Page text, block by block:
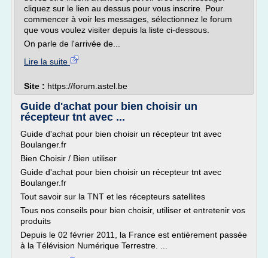
cliquez sur le lien au dessus pour vous inscrire. Pour
commencer à voir les messages, sélectionnez le forum
que vous voulez visiter depuis la liste ci-dessous.
On parle de l'arrivée de...
Lire la suite
Site : https://forum.astel.be
Guide d'achat pour bien choisir un
récepteur tnt avec ...
Guide d'achat pour bien choisir un récepteur tnt avec
Boulanger.fr
Bien Choisir / Bien utiliser
Guide d'achat pour bien choisir un récepteur tnt avec
Boulanger.fr
Tout savoir sur la TNT et les récepteurs satellites
Tous nos conseils pour bien choisir, utiliser et entretenir vos
produits
Depuis le 02 février 2011, la France est entièrement passée
à la Télévision Numérique Terrestre. ...